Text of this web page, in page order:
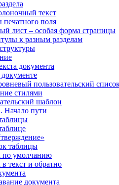
текст
поля
лист – особая форма страницы
к разным разделам
документа
пользовательский
стилями
шаблон
Начало пути
таблицы
по умолчанию
текст и обратно
документа